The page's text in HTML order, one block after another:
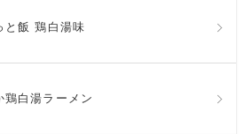
ちょこっと飯 鶏白湯味
鶏白湯ラーメン